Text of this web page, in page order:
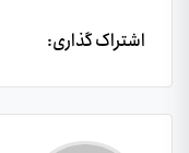
اشتراک گذاری: